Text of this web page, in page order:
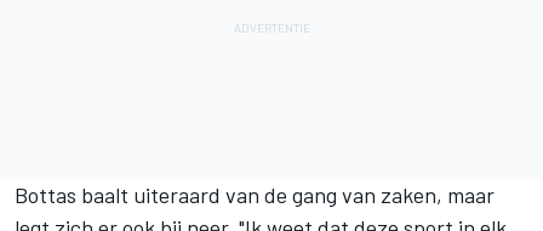
Bottas baalt uiteraard van de gang van zaken, maar